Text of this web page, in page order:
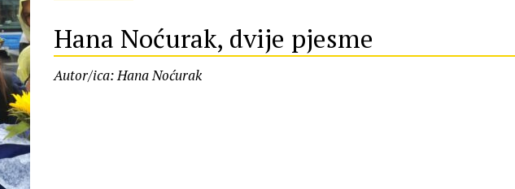
Hana Noćurak, dvije pjesme
Autor/ica: Hana Noćurak